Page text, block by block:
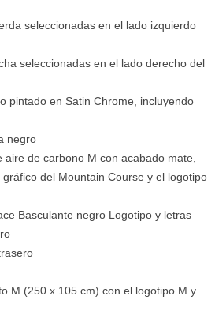
seleccionadas en el lado izquierdo
seleccionadas en el lado derecho del
pintado en Satin Chrome, incluyendo
negro
aire de carbono M con acabado mate,
del Mountain Course y el logotipo
Basculante negro Logotipo y letras
M (250 x 105 cm) con el logotipo M y